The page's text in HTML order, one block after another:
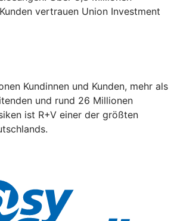
vertrauen Union Investment
Kundinnen und Kunden, mehr als
und rund 26 Millionen
ist R+V einer der größten